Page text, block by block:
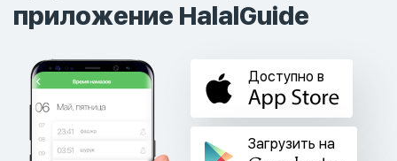
приложение HalalGuide
Доступно в
Загрузить на